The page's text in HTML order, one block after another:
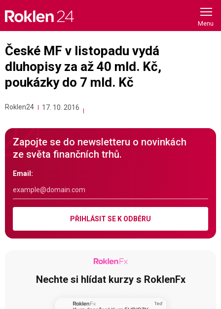
content
České MF v listopadu vydá
dluhopisy za až 40 mld. Kč,
poukázky do 7 mld. Kč
Roklen24 17. 10. 2016
Zapojte se do newsletteru o novinkách
ze světa finančních trhů.
Email:
PŘIHLÁSIT SE K ODBĚRU
Nechte si hlídat kurzy s RoklenFx